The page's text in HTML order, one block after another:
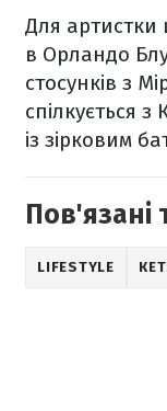
Для
в Орландо
стосунків з
спілкується з
із зірковим
Пов'язані
LIFESTYLE